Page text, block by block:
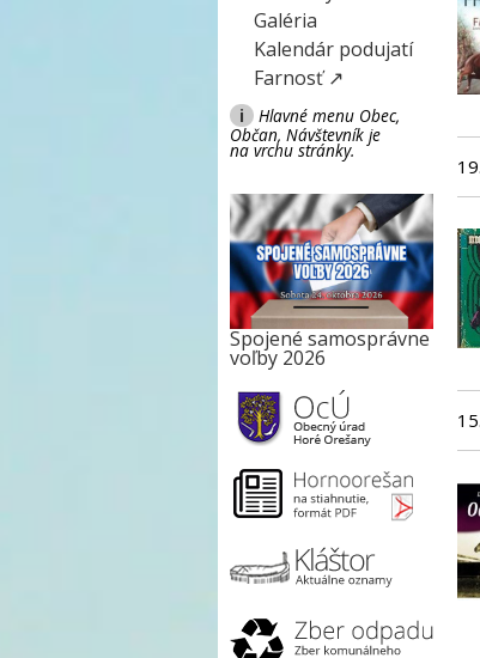
Galéria
Kalendár podujatí
Farnosť ↗
i
Hlavné menu Obec,
Občan, Návštevník je
na vrchu stránky.
Spojené samosprávne
voľby 2026